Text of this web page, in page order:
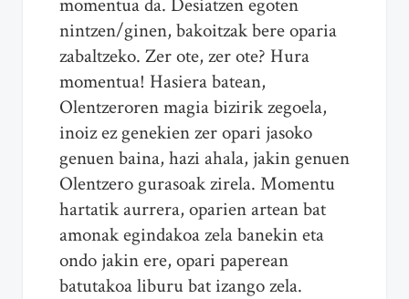
nintzen/ginen, bakoitzak bere oparia
zabaltzeko. Zer ote, zer ote? Hura
momentua! Hasiera batean,
Olentzeroren magia bizirik zegoela,
inoiz ez genekien zer opari jasoko
genuen baina, hazi ahala, jakin genuen
Olentzero gurasoak zirela. Momentu
hartatik aurrera, oparien artean bat
amonak egindakoa zela banekin eta
ondo jakin ere, opari paperean
batutakoa liburu bat izango zela.